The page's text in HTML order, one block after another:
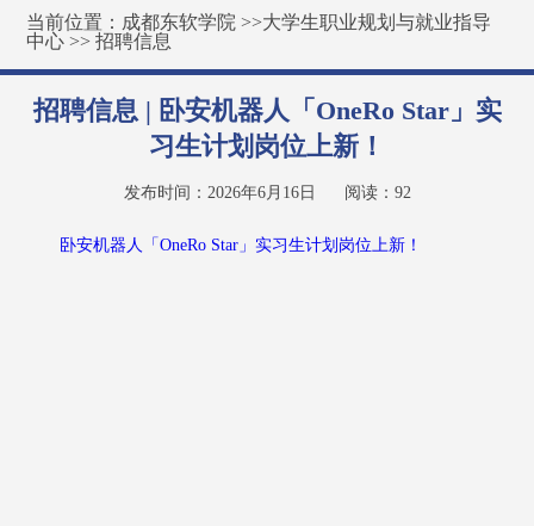
当前位置： 成都东软学院 >>大学生职业规划与就业指导
中心 >>招聘信息
招聘信息 | 卧安机器人「OneRo Star」实
习生计划岗位上新！
发布时间：2026年6月16日 阅读： 92
卧安机器人「OneRo Star」实习生计划岗位上新！